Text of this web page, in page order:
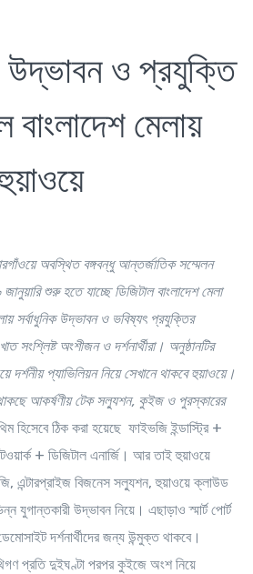
উদ্ভাবন ও প্রযুক্তি
বাংলাদেশ মেলায়
অবস্থিত বঙ্গবন্ধু আন্তর্জাতিক সম্মেলন
জানুয়ারি শুরু হতে যাচ্ছে ডিজিটাল বাংলাদেশ মেলা
সর্বাধুনিক উদ্ভাবন ও ভবিষ্যৎ প্রযুক্তির
খাত সংশ্লিষ্ট অংশীজন ও দর্শনার্থীরা। অনুষ্ঠানটির
দর্শনীয় প্যাভিলিয়ন নিয়ে সেখানে থাকবে হুয়াওয়ে।
আকর্ষণীয় টেক সল্যুশন, কুইজ ও পুরস্কারের
হিসেবে ঠিক করা হয়েছে ফাইভজি ইন্ডাস্ট্রি +
+ ডিজিটাল এনার্জি। আর তাই হুয়াওয়ে
এন্টারপ্রাইজ বিজনেস সল্যুশন, হুয়াওয়ে ক্লাউড
যুগান্তকারী উদ্ভাবন নিয়ে। এছাড়াও স্মার্ট পোর্ট
দর্শনার্থীদের জন্য উন্মুক্ত থাকবে।
প্রতি দুইঘণ্টা পরপর কুইজে অংশ নিয়ে